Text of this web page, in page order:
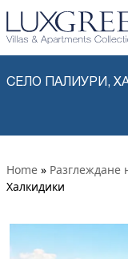
Премини към
СЕЛО ПАЛИУРИ,
Home » Разглеждане
Халкидики